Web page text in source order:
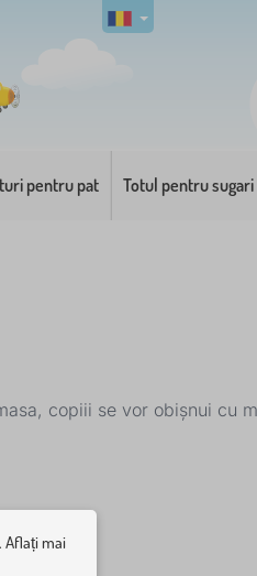
pentru pat Totul pentru sugari
copiii se vor obișnui cu
Aflați mai